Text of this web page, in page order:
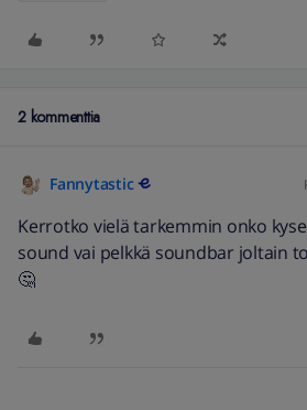
2 kommenttia
Fannytastic
Kerrotko vielä tarkemmin onko
sound vai pelkkä soundbar joltain
🤔